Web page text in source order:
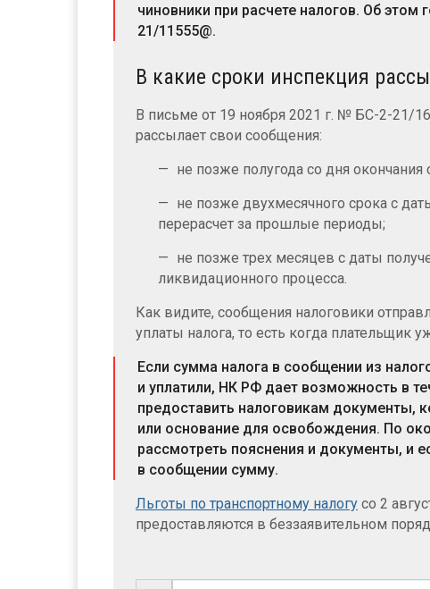
чиновники при расчете налогов. Об
21/11555@.
В какие сроки инспекция
В письме от 19 ноября 2021 г. № БС-2-21/
рассылает свои сообщения:
не позже полугода со дня окончания
не позже двухмесячного срока с
перерасчет за прошлые периоды;
не позже трех месяцев с даты
ликвидационного процесса.
Как видите, сообщения налоговики
уплаты налога, то есть когда плательщик
Если сумма налога в сообщении из
и уплатили, НК РФ дает возможность в
предоставить налоговикам документы,
или основание для освобождения. По
рассмотреть пояснения и документы, и
в сообщении сумму.
Льготы по транспортному налогу со 2
предоставляются в беззаявительном